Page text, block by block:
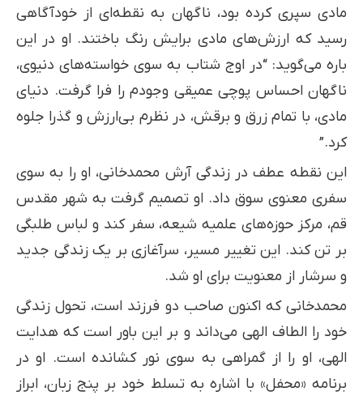
مادی سپری کرده بود، ناگهان به نقطه‌ای از خودآگاهی
رسید که ارزش‌های مادی برایش رنگ باختند. او در این
باره می‌گوید: “در اوج شتاب به سوی خواسته‌های دنیوی،
ناگهان احساس پوچی عمیقی وجودم را فرا گرفت. دنیای
مادی، با تمام زرق و برقش، در نظرم بی‌ارزش و گذرا جلوه
کرد.”
این نقطه عطف در زندگی آرش محمدخانی، او را به سوی
سفری معنوی سوق داد. او تصمیم گرفت به شهر مقدس
قم، مرکز حوزه‌های علمیه شیعه، سفر کند و لباس طلبگی
بر تن کند. این تغییر مسیر، سرآغازی بر یک زندگی جدید
و سرشار از معنویت برای او شد.
محمدخانی که اکنون صاحب دو فرزند است، تحول زندگی
خود را الطاف الهی می‌داند و بر این باور است که هدایت
الهی، او را از گمراهی به سوی نور کشانده است. او در
برنامه «محفل» با اشاره به تسلط خود بر پنج زبان، ابراز